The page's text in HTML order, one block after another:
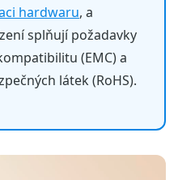
hardwaru, a
splňují požadavky
(EMC) a
látek (RoHS).